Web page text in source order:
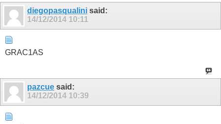
diegopasqualini said:
14/12/2014 10:11
GRAC1AS
pazcue said:
14/12/2014 10:39